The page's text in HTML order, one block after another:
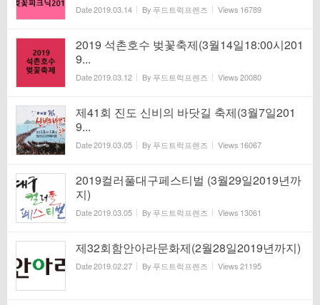
Date2019.03.14 By 푸드트럭프렌즈 Views 16789
2019 석촌호수 벚꽃축제(3월14일18:00시201
9...
Date2019.03.12 By 푸드트럭프렌즈 Views20080
제41회 진도 신비의 바닷길 축제(3월7일201
9...
Date2019.03.05 By 푸드트럭프렌즈 Views 16067
2019컬러풀대구페스티벌 (3월29일2019년까
지)
Date2019.03.05 By 푸드트럭프렌즈 Views 13061
제32회함안아라문화제(2월28일2019년까지)
Date2019.02.27 By 푸드트럭프렌즈 Views21195